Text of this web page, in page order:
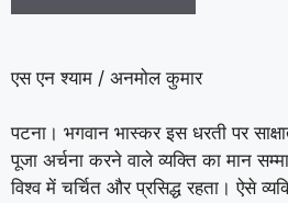
एस एन श्याम / अनमोल कुमार
पटना। भगवान भास्कर इस धरती पर
पूजा अर्चना करने वाले व्यक्ति का मान
विश्व में चर्चित और प्रसिद्ध रहता। ऐसे